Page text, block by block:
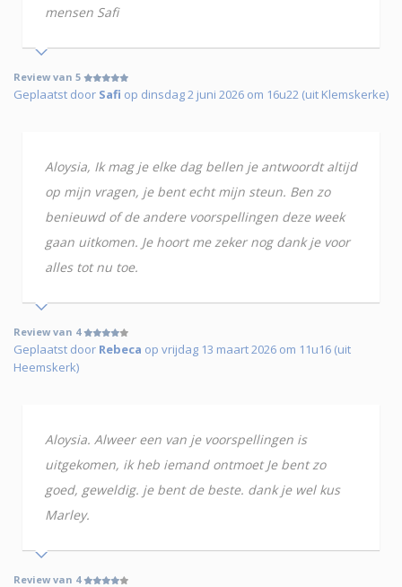
mensen Safi
Review van 5
Geplaatst door Safi op dinsdag 2 juni 2026 om 16u22 (uit Klemskerke)
Aloysia, Ik mag je elke dag bellen je antwoordt altijd
op mijn vragen, je bent echt mijn steun. Ben zo
benieuwd of de andere voorspellingen deze week
gaan uitkomen. Je hoort me zeker nog dank je voor
alles tot nu toe.
Review van 4
Geplaatst door Rebeca op vrijdag 13 maart 2026 om 11u16 (uit
Heemskerk)
Aloysia. Alweer een van je voorspellingen is
uitgekomen, ik heb iemand ontmoet Je bent zo
goed, geweldig. je bent de beste. dank je wel kus
Marley.
Review van 4